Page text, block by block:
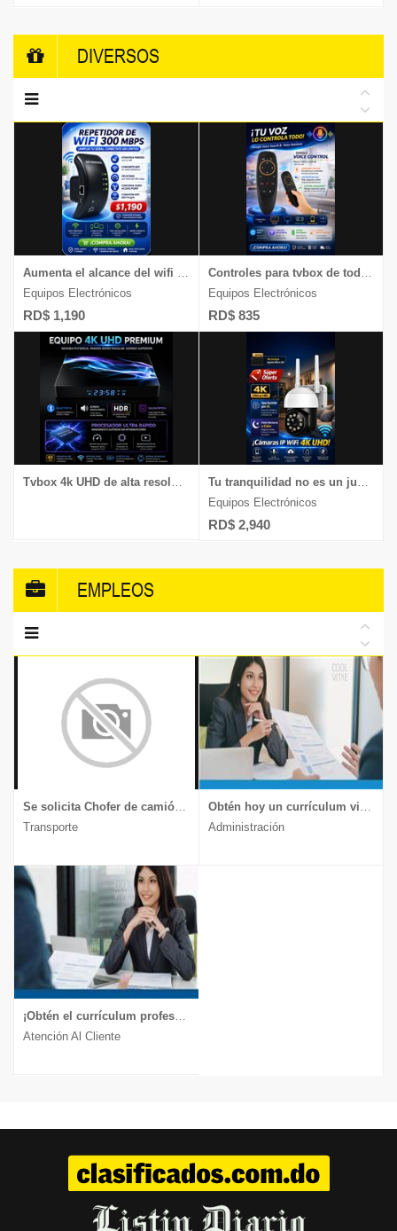
DIVERSOS
Aumenta el alcance del wifi en tu casa o negocio, chequea esto
Equipos Electrónicos
RD$ 1,190
Tvbox 4k UHD de alta resolución disponibles aquí, chequea
Controles para tvbox de todas las marcas y televisores con sistema Android
Equipos Electrónicos
RD$ 835
Tu tranquilidad no es un juego, chequea nuestras cámaras 4k UHD
Equipos Electrónicos
RD$ 2,940
EMPLEOS
Se solicita Chofer de camión, experiencia en transporte de muebles y mercancía delicada, documentos al día, enviar CV a
Transporte
¡Obtén el currículum profesional que te lleva a la entrevista!
Atención Al Cliente
Obtén hoy un currículum vitae moderno y llamativo.
Administración